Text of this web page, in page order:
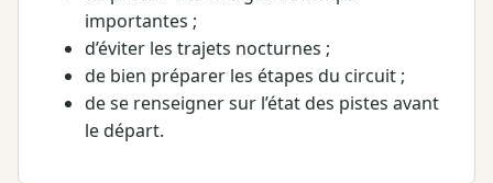
importantes ;
d’éviter les trajets nocturnes ;
de bien préparer les étapes du circuit ;
de se renseigner sur l’état des pistes avant
le départ.